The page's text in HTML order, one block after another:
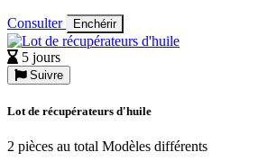
Consulter Enchérir
5 jours
Suivre
Lot de récupérateurs d'huile
2 pièces au total Modèles différents